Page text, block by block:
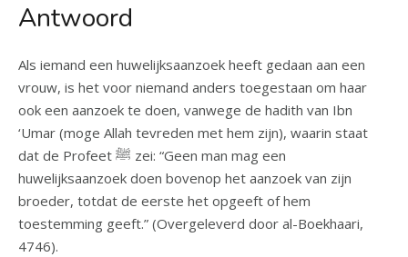
Antwoord
Als iemand een huwelijksaanzoek heeft gedaan aan een
vrouw, is het voor niemand anders toegestaan om haar
ook een aanzoek te doen, vanwege de hadith van Ibn
‘Umar (moge Allah tevreden met hem zijn), waarin staat
dat de Profeet ﷺ zei: “Geen man mag een
huwelijksaanzoek doen bovenop het aanzoek van zijn
broeder, totdat de eerste het opgeeft of hem
toestemming geeft.” (Overgeleverd door al-Boekhaari,
4746).